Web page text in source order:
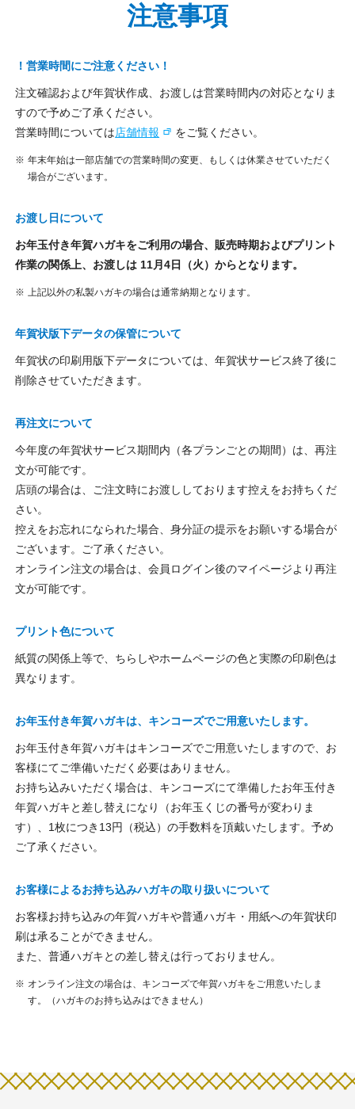
注意事項
！営業時間にご注意ください！
注文確認および年賀状作成、お渡しは営業時間内の対応となりま
すので予めご了承ください。
営業時間については店舗情報 をご覧ください。
年末年始は一部店舗での営業時間の変更、もしくは休業させていただく
場合がございます。
お渡し日について
お年玉付き年賀ハガキをご利用の場合、販売時期およびプリント
作業の関係上、お渡しは 11月4日（火）からとなります。
上記以外の私製ハガキの場合は通常納期となります。
年賀状版下データの保管について
年賀状の印刷用版下データについては、年賀状サービス終了後に
削除させていただきます。
再注文について
今年度の年賀状サービス期間内（各プランごとの期間）は、再注
文が可能です。
店頭の場合は、ご注文時にお渡ししております控えをお持ちくだ
さい。
控えをお忘れになられた場合、身分証の提示をお願いする場合が
ございます。ご了承ください。
オンライン注文の場合は、会員ログイン後のマイページより再注
文が可能です。
プリント色について
紙質の関係上等で、ちらしやホームページの色と実際の印刷色は
異なります。
お年玉付き年賀ハガキは、キンコーズでご用意いたします。
お年玉付き年賀ハガキはキンコーズでご用意いたしますので、お
客様にてご準備いただく必要はありません。
お持ち込みいただく場合は、キンコーズにて準備したお年玉付き
年賀ハガキと差し替えになり（お年玉くじの番号が変わりま
す）、1枚につき13円（税込）の手数料を頂戴いたします。予め
ご了承ください。
お客様によるお持ち込みハガキの取り扱いについて
お客様お持ち込みの年賀ハガキや普通ハガキ・用紙への年賀状印
刷は承ることができません。
また、普通ハガキとの差し替えは行っておりません。
オンライン注文の場合は、キンコーズで年賀ハガキをご用意いたしま
す。（ハガキのお持ち込みはできません）